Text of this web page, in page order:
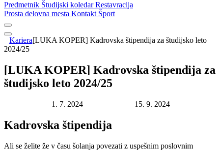
Predmetnik Študijski koledarRestavracija
Prosta delovna mesta Kontakt Šport
Kariera[LUKA KOPER] Kadrovska štipendija za študijsko leto
2024/25
[LUKA KOPER] Kadrovska štipendija za
študijsko leto 2024/25
1. 7. 2024 15. 9. 2024
Kadrovska štipendija
Ali se želite že v času šolanja povezati z uspešnim poslovnim